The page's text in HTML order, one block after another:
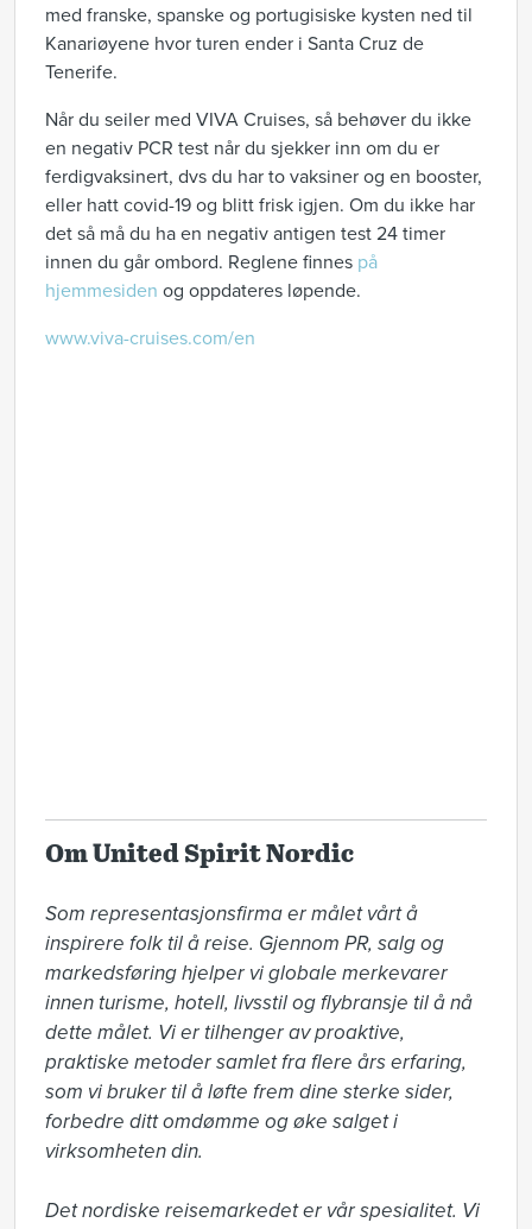
med franske, spanske og portugisiske kysten ned til
Kanariøyene hvor turen ender i Santa Cruz de
Tenerife.
Når du seiler med VIVA Cruises, så behøver du ikke
en negativ PCR test når du sjekker inn om du er
ferdigvaksinert, dvs du har to vaksiner og en booster,
eller hatt covid-19 og blitt frisk igjen. Om du ikke har
det så må du ha en negativ antigen test 24 timer
innen du går ombord. Reglene finnes på
hjemmesiden og oppdateres løpende.
www.viva-cruises.com/en
Om United Spirit Nordic
Som representasjonsfirma er målet vårt å
inspirere folk til å reise. Gjennom PR, salg og
markedsføring hjelper vi globale merkevarer
innen turisme, hotell, livsstil og flybransje til å nå
dette målet. Vi er tilhenger av proaktive,
praktiske metoder samlet fra flere års erfaring,
som vi bruker til å løfte frem dine sterke sider,
forbedre ditt omdømme og øke salget i
virksomheten din.
Det nordiske reisemarkedet er vår spesialitet. Vi